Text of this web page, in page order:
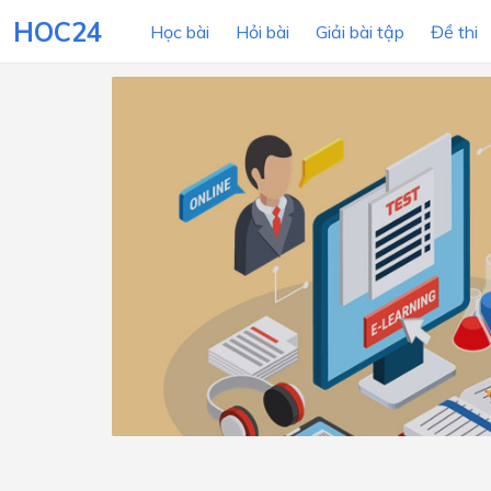
HOC24 Học bài Hỏi bài Giải bài tập Đề thi
LỚP HỌC
Lớp 12
Lớp 8
Lớp 7